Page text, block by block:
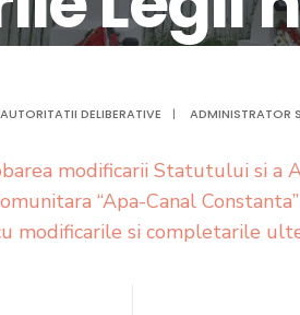
si
DELIBERATIVE | ADMINISTRATOR
modificarii Statutului si a
“Apa-Canal
modificarile si completarile